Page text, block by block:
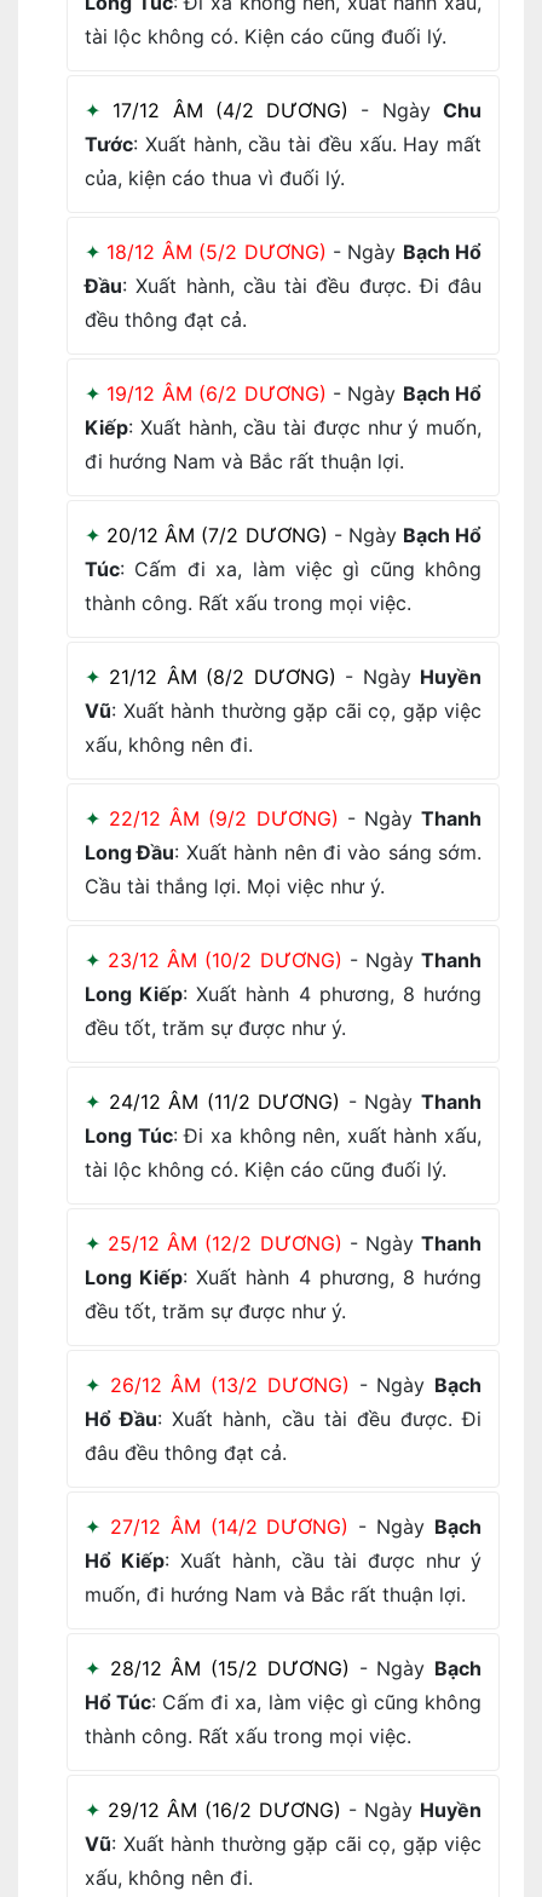
tài lộc không có. Kiện cáo cũng đuối lý.
17/12 ÂM (4/2 DƯƠNG) - NgàyChu
Tước: Xuất hành, cầu tài đều xấu. Hay mất
của, kiện cáo thua vì đuối lý.
18/12 ÂM (5/2 DƯƠNG) - Ngày Bạch Hổ
Đầu: Xuất hành, cầu tài đều được. Đi đâu
đều thông đạt cả.
19/12 ÂM (6/2 DƯƠNG) - Ngày Bạch Hổ
Kiếp: Xuất hành, cầu tài được như ý muốn,
đi hướng Nam và Bắc rất thuận lợi.
20/12 ÂM (7/2 DƯƠNG) - Ngày Bạch Hổ
Túc: Cấm đi xa, làm việc gì cũng không
thành công. Rất xấu trong mọi việc.
21/12 ÂM (8/2 DƯƠNG) - Ngày Huyền
Vũ: Xuất hành thường gặp cãi cọ, gặp việc
xấu, không nên đi.
22/12 ÂM (9/2 DƯƠNG) - NgàyThanh
Long Đầu: Xuất hành nên đi vào sáng sớm.
Cầu tài thắng lợi. Mọi việc như ý.
23/12 ÂM (10/2 DƯƠNG) - NgàyThanh
Long Kiếp: Xuất hành 4 phương, 8 hướng
đều tốt, trăm sự được như ý.
24/12 ÂM (11/2 DƯƠNG) - NgàyThanh
Long Túc: Đi xa không nên, xuất hành xấu,
tài lộc không có. Kiện cáo cũng đuối lý.
25/12 ÂM (12/2 DƯƠNG) - NgàyThanh
Long Kiếp: Xuất hành 4 phương, 8 hướng
đều tốt, trăm sự được như ý.
26/12 ÂM (13/2 DƯƠNG) - Ngày Bạch
Hổ Đầu: Xuất hành, cầu tài đều được. Đi
đâu đều thông đạt cả.
27/12 ÂM (14/2 DƯƠNG) - Ngày Bạch
Hổ Kiếp: Xuất hành, cầu tài được như ý
muốn, đi hướng Nam và Bắc rất thuận lợi.
28/12 ÂM (15/2 DƯƠNG) - Ngày Bạch
Hổ Túc: Cấm đi xa, làm việc gì cũng không
thành công. Rất xấu trong mọi việc.
29/12 ÂM (16/2 DƯƠNG) - Ngày Huyền
Vũ: Xuất hành thường gặp cãi cọ, gặp việc
xấu, không nên đi.